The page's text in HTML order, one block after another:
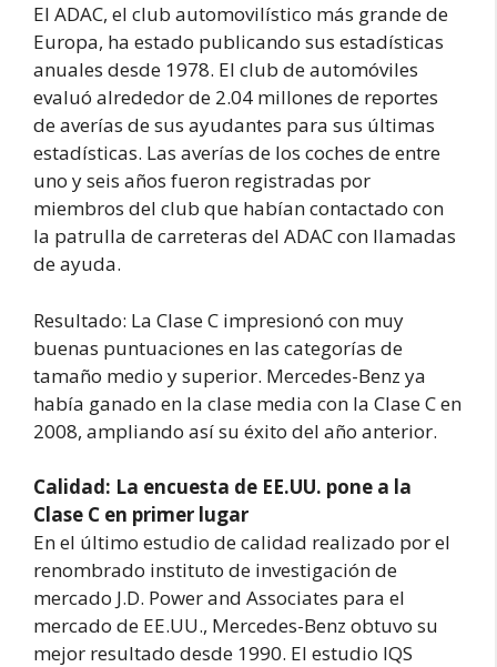
El ADAC, el club automovilístico más grande de
Europa, ha estado publicando sus estadísticas
anuales desde 1978. El club de automóviles
evaluó alrededor de 2.04 millones de reportes
de averías de sus ayudantes para sus últimas
estadísticas. Las averías de los coches de entre
uno y seis años fueron registradas por
miembros del club que habían contactado con
la patrulla de carreteras del ADAC con llamadas
de ayuda.
Resultado: La Clase C impresionó con muy
buenas puntuaciones en las categorías de
tamaño medio y superior. Mercedes-Benz ya
había ganado en la clase media con la Clase C en
2008, ampliando así su éxito del año anterior.
Calidad: La encuesta de EE.UU. pone a la
Clase C en primer lugar
En el último estudio de calidad realizado por el
renombrado instituto de investigación de
mercado J.D. Power and Associates para el
mercado de EE.UU., Mercedes-Benz obtuvo su
mejor resultado desde 1990. El estudio IQS